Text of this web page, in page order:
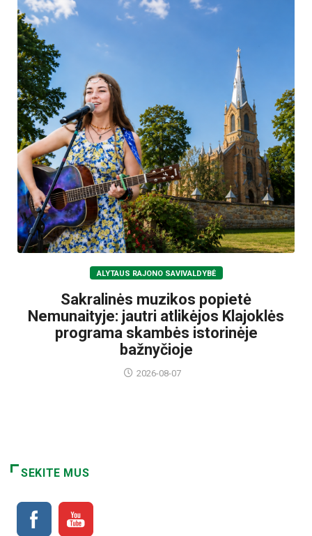
ALYTAUS RAJONO SAVIVALDYBĖ
Sakralinės muzikos popietė
Nemunaityje: jautri atlikėjos Klajoklės
programa skambės istorinėje
bažnyčioje
2026-08-07
SEKITE MUS